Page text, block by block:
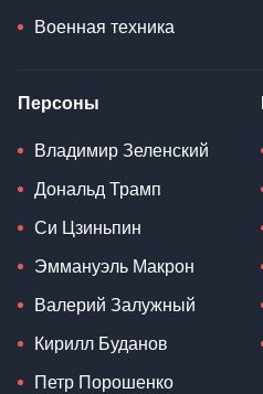
Военная техника
Персоны
Владимир Зеленский
Дональд Трамп
Си Цзиньпин
Эммануэль Макрон
Валерий Залужный
Кирилл Буданов
Петр Порошенко